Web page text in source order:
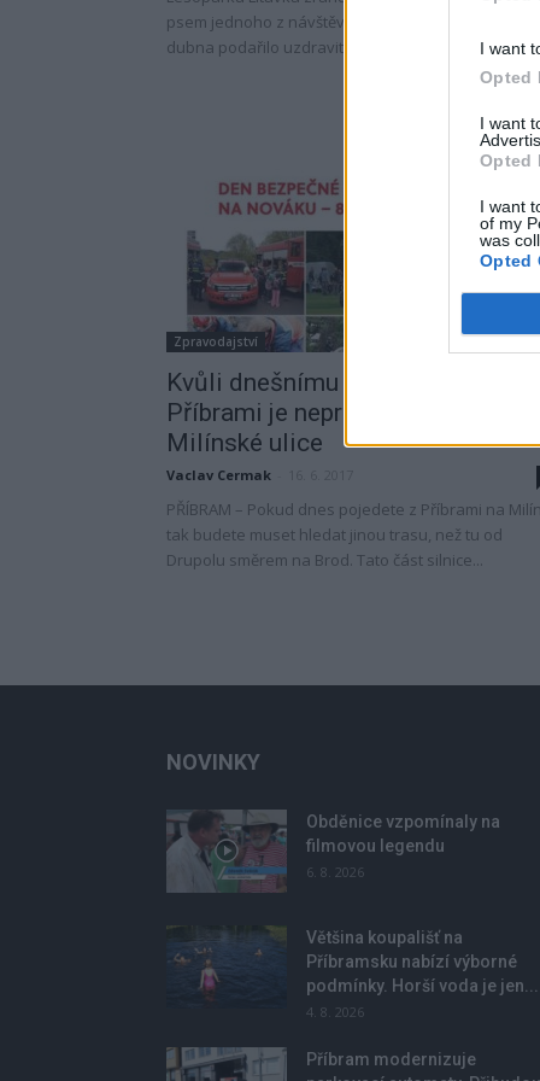
I want
Opted
I want
Opted
I want
of my
was
Opted
psem jednoho z návštěvníků. Jehně se počátkem
dubna podařilo uzdravit,...
Zpravodajství
Kvůli dnešnímu Dni Bezpečné
Příbrami je neprůjezdná část
Milínské ulice
Vaclav Cermak
PŘÍBRAM – Pokud dnes pojedete z Příbrami na
tak budete muset hledat jinou trasu, než tu od
Drupolu směrem na Brod. Tato část silnice...
NOVINKY
Obděnice vzpomínaly na
filmovou legendu
6. 8. 2026
Většina koupališť na
Příbramsku nabízí výborné
podmínky. Horší voda je jen...
4. 8. 2026
Příbram modernizuje